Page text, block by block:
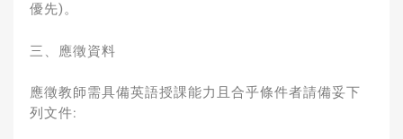
優先)。
三、應徵資料
應徵教師需具備英語授課能力且合乎條件者請備妥下
列文件: